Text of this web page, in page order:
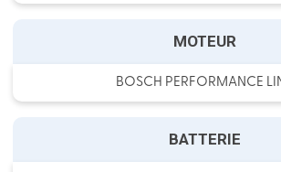
MOTEUR
BOSCH PERFORMANCE
BATTERIE